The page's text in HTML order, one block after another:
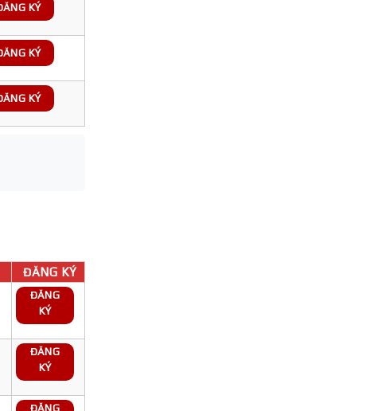
KÝ
KÝ
KÝ
ĐĂNG KÝ
ĐĂNG
KÝ
ĐĂNG
KÝ
ĐĂNG